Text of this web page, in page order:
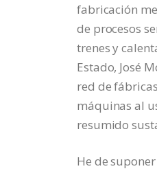
fabricación
de procesos
trenes y
Estado, José
red de
máquinas al
resumido
He de